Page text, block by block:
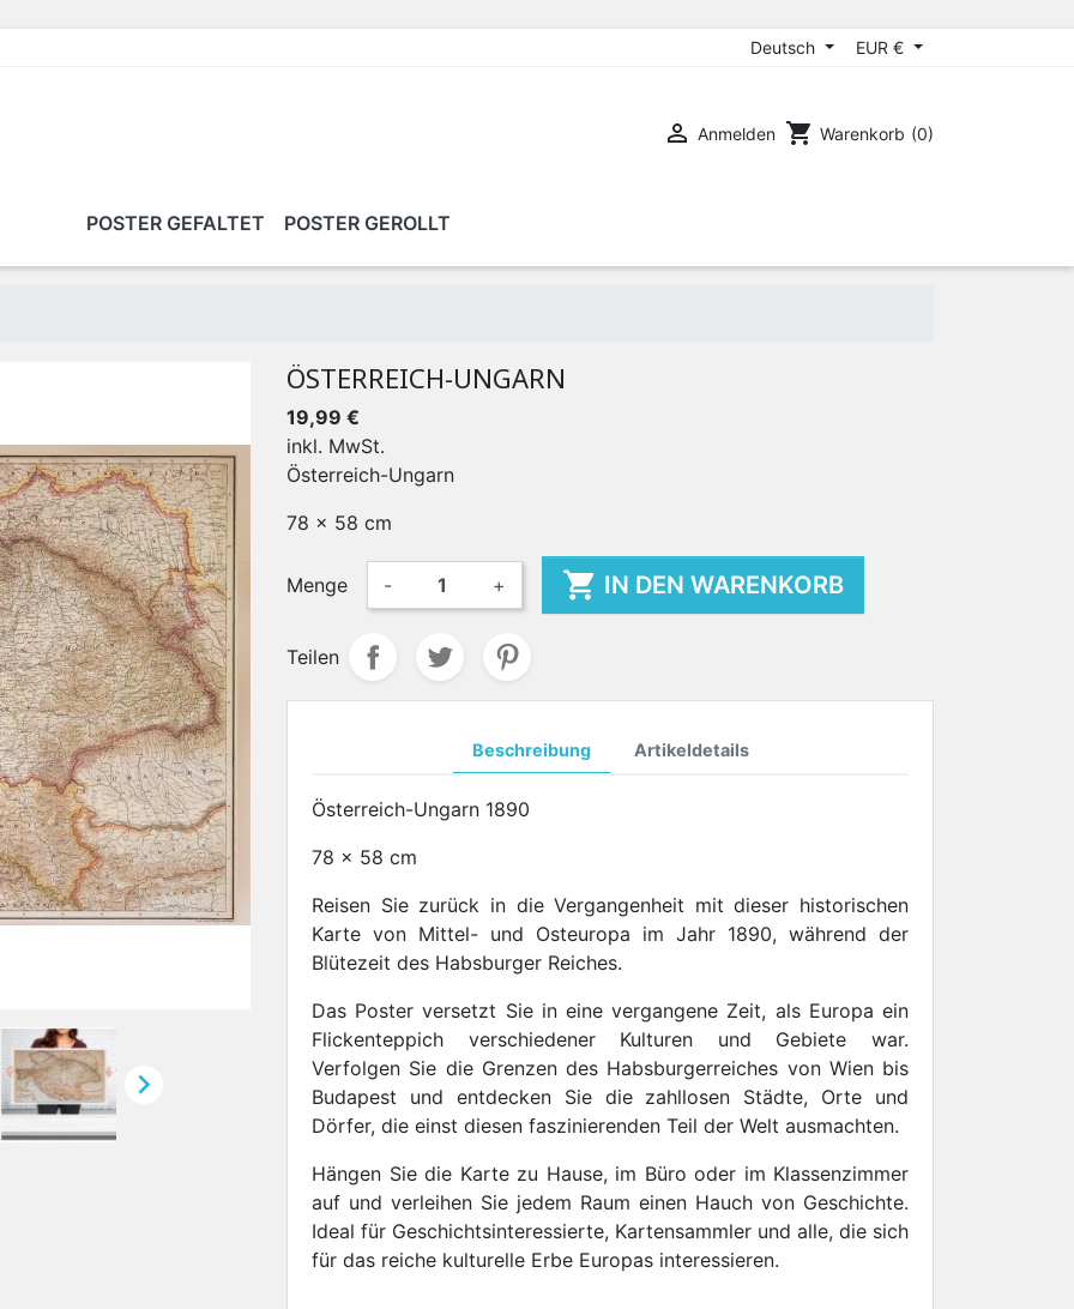
Deutsch EUR €
 Anmelden shopping_cart Warenkorb (0)
POSTER GEFALTET POSTER GEROLLT

ÖSTERREICH-UNGARN
19,99 €
inkl. MwSt.
Österreich-Ungarn
78 x 58 cm
Menge - +  IN DEN WARENKORB
Teilen
Beschreibung Artikeldetails
Österreich-Ungarn 1890
78 x 58 cm
Reisen Sie zurück in die Vergangenheit mit dieser historischen
Karte von Mittel- und Osteuropa im Jahr 1890, während der
Blütezeit des Habsburger Reiches.
Das Poster versetzt Sie in eine vergangene Zeit, als Europa ein
Flickenteppich verschiedener Kulturen und Gebiete war.
Verfolgen Sie die Grenzen des Habsburgerreiches von Wien bis
Budapest und entdecken Sie die zahllosen Städte, Orte und
Dörfer, die einst diesen faszinierenden Teil der Welt ausmachten.
Hängen Sie die Karte zu Hause, im Büro oder im Klassenzimmer
auf und verleihen Sie jedem Raum einen Hauch von Geschichte.
Ideal für Geschichtsinteressierte, Kartensammler und alle, die sich
für das reiche kulturelle Erbe Europas interessieren.